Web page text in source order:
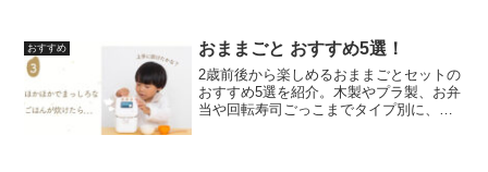
おすすめ おままごと おすすめ5選！
2歳前後から楽しめるおままごとセットの
おすすめ5選を紹介。木製やプラ製、お弁
当や回転寿司ごっこまでタイプ別に、遊